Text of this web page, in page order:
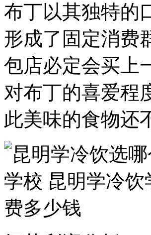
布丁以其独特的
形成了固定消费
包店必定会买上
对布丁的喜爱程
此美味的食物还